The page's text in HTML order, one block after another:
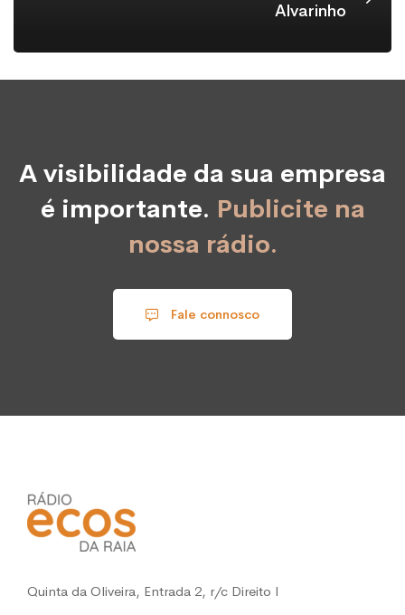
Alvarinho
A visibilidade da sua empresa
é importante. Publicite na
nossa rádio.
Fale connosco
Quinta da Oliveira, Entrada 2, r/c Direito l